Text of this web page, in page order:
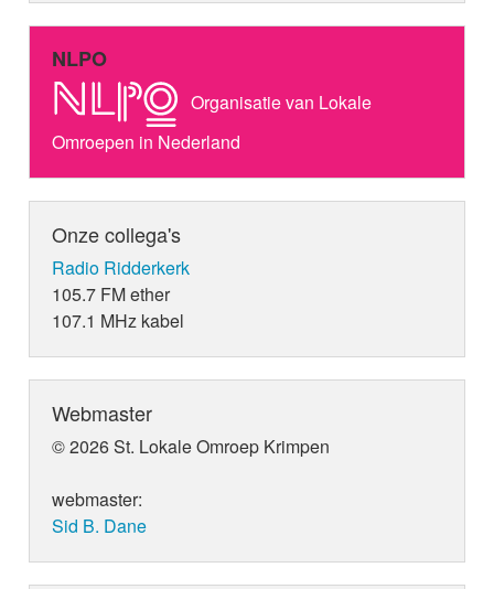
NLPO
Organisatie van Lokale
Omroepen in Nederland
Onze collega's
Radio Ridderkerk
105.7 FM ether
107.1 MHz kabel
Webmaster
© 2026 St. Lokale Omroep Krimpen
webmaster:
Sid B. Dane